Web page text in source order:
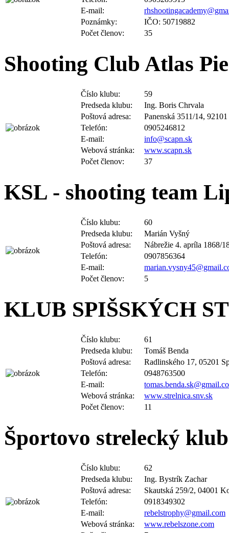
E-mail:
Poznámky:
IČO: 50719882
Počet členov:
35
Shooting Club Atlas
Predseda klubu:
Ing. Boris Chrvala
Poštová adresa:
Panenská 3511/14,
Telefón:
0905246812
E-mail:
info@scapn.sk
Webová stránka:
www.scapn.sk
Počet členov:
37
KSL - shooting team
Predseda klubu:
Marián Vyšný
Poštová adresa:
Nábrežie 4. apríla 1868/
Telefón:
0907856364
E-mail:
Počet členov:
5
KLUB SPIŠSKÝCH
Predseda klubu:
Tomáš Benda
Poštová adresa:
Radlinského 17, 05201
Telefón:
0948763500
E-mail:
Webová stránka:
www.strelnica.snv.sk
Počet členov:
11
Športovo strelecký
Predseda klubu:
Ing. Bystrík Zachar
Poštová adresa:
Skautská 259/2, 04001
Telefón:
0918349302
E-mail:
rebelstrophy@gmail.com
Webová stránka:
www.rebelszone.com
Počet členov:
7